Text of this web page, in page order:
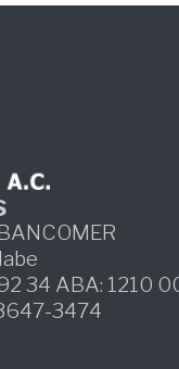
34 ABA: 1210
3474